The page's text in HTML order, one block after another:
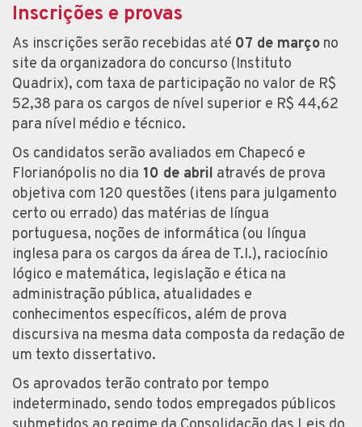
Inscrições e provas
As inscrições serão recebidas até 07 de março no
site da organizadora do concurso (Instituto
Quadrix), com taxa de participação no valor de R$
52,38 para os cargos de nível superior e R$ 44,62
para nível médio e técnico.
Os candidatos serão avaliados em Chapecó e
Florianópolis no dia 10 de abril através de prova
objetiva com 120 questões (itens para julgamento
certo ou errado) das matérias de língua
portuguesa, noções de informática (ou língua
inglesa para os cargos da área de T.I.), raciocínio
lógico e matemática, legislação e ética na
administração pública, atualidades e
conhecimentos específicos, além de prova
discursiva na mesma data composta da redação de
um texto dissertativo.
Os aprovados terão contrato por tempo
indeterminado, sendo todos empregados públicos